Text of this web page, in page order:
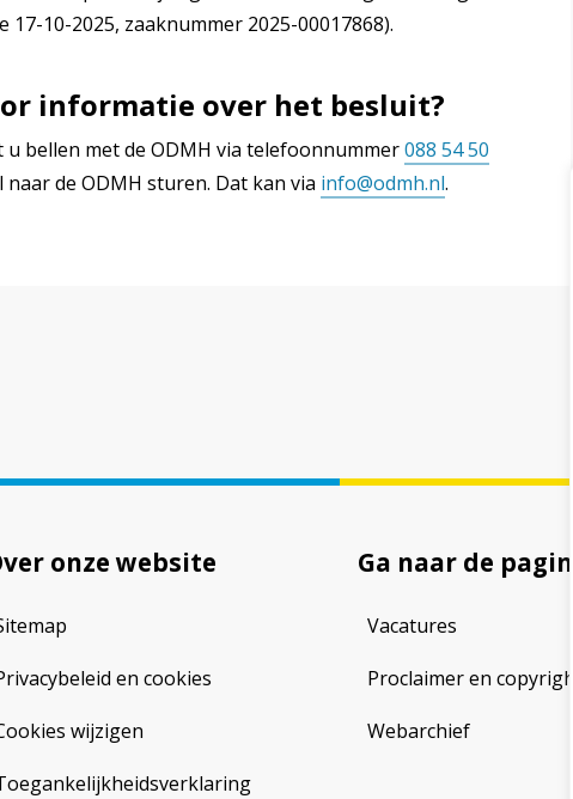
10-2025, zaaknummer 2025-00017868).
informatie over het besluit?
bellen met de ODMH via telefoonnummer088 54 50
de ODMH sturen. Dat kan via info@odmh.nl.
onze website
en cookies
wijzigen
Ga naar de pagina
Vacatures
Proclaimer en copyright
Webarchief